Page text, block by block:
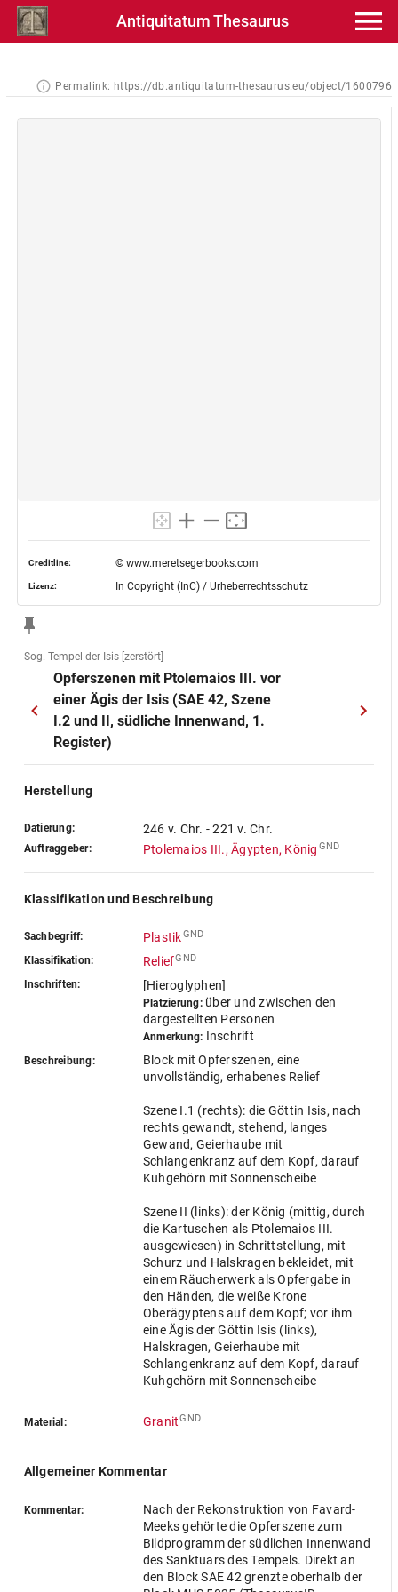
Antiquitatum Thesaurus
Permalink: https://db.antiquitatum-thesaurus.eu/object/1600796
Creditline: © www.meretsegerbooks.com
Lizenz: In Copyright (InC) / Urheberrechtsschutz
Sog. Tempel der Isis [zerstört]
Opferszenen mit Ptolemaios III. vor
einer Ägis der Isis (SAE 42, Szene
I.2 und II, südliche Innenwand, 1.
Register)
Herstellung
Datierung: 246 v. Chr. - 221 v. Chr.
Auftraggeber: Ptolemaios III., Ägypten, König GND
Klassifikation und Beschreibung
Sachbegriff: PlastikGND
Klassifikation: ReliefGND
Inschriften: [Hieroglyphen]
Platzierung:über und zwischen den
dargestellten Personen
Anmerkung: Inschrift
Beschreibung:
Block mit Opferszenen, eine
unvollständig, erhabenes Relief
Szene I.1 (rechts): die Göttin Isis, nach
rechts gewandt, stehend, langes
Gewand, Geierhaube mit
Schlangenkranz auf dem Kopf, darauf
Kuhgehörn mit Sonnenscheibe
Szene II (links): der König (mittig, durch
die Kartuschen als Ptolemaios III.
ausgewiesen) in Schrittstellung, mit
Schurz und Halskragen bekleidet, mit
einem Räucherwerk als Opfergabe in
den Händen, die weiße Krone
Oberägyptens auf dem Kopf; vor ihm
eine Ägis der Göttin Isis (links),
Halskragen, Geierhaube mit
Schlangenkranz auf dem Kopf, darauf
Kuhgehörn mit Sonnenscheibe
Material: GranitGND
Allgemeiner Kommentar
Kommentar:
Nach der Rekonstruktion von Favard-
Meeks gehörte die Opferszene zum
Bildprogramm der südlichen Innenwand
des Sanktuars des Tempels. Direkt an
den Block SAE 42 grenzte oberhalb der